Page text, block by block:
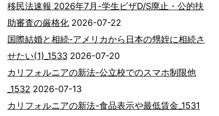
移民法速報 2026年7月-学生ビザD/S廃止・公的扶
助審査の厳格化 2026-07-22
国際結婚と相続-アメリカから日本の甥姪に相続さ
せたい(1)_1533 2026-07-20
カリフォルニアの新法-公立校でのスマホ制限他
_1532 2026-07-13
カリフォルニアの新法-食品表示や最低賃金_1531